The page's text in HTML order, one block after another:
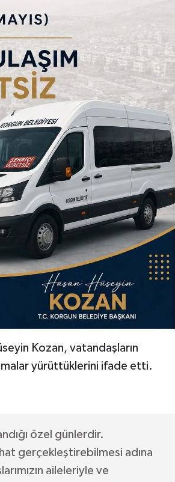
Kozan, vatandaşların
yürüttüklerini ifade etti.
özel günlerdir.
gerçekleştirebilmesi adına
aileleriyle ve